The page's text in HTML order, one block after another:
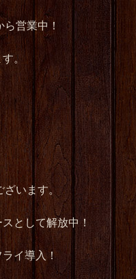
営業中！
。
います。
として解放中！
イ導入！